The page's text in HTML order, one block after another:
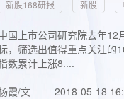
新股168研报 新股
国上市公司研究院去年
，筛选出值得重点关注的
数累计上涨8....
霞/文
2018-05-18